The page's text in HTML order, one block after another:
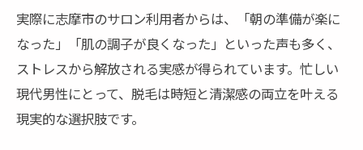
実際に志摩市のサロン利用者からは、「朝の準備が楽に
なった」「肌の調子が良くなった」といった声も多く、
ストレスから解放される実感が得られています。忙しい
現代男性にとって、脱毛は時短と清潔感の両立を叶える
現実的な選択肢です。